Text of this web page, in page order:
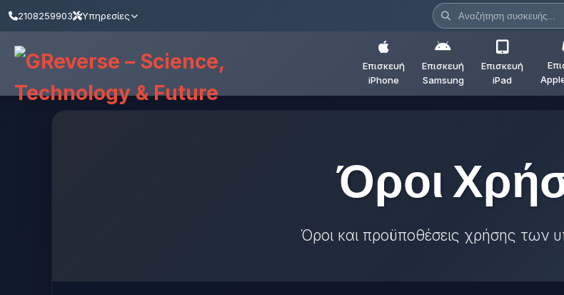
2108259903 Υπηρεσίες
Επισκευή
iPhone
Επισκευή
Samsung
Επισκευή
iPad
Όροι
Όροι και προϋποθέσεις χρήσης των